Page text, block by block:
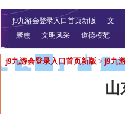
j9九游会登录入口首页新版
文
明播报
公益视频
聚焦 文明风采 道德模范
j9九游会登录入口首页新版 > j9九
山